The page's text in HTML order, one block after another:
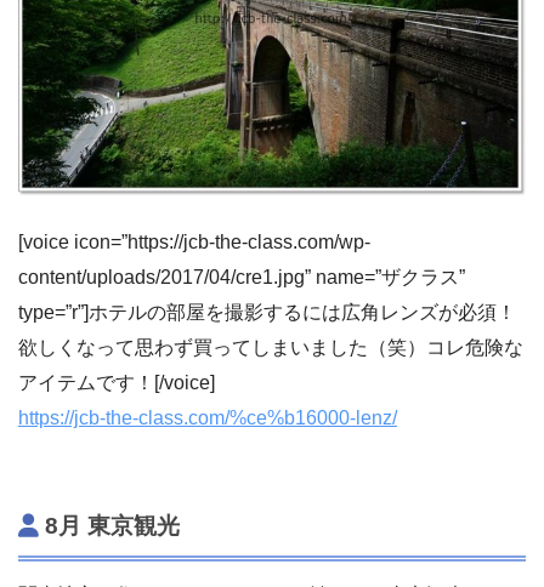
[voice icon=”https://jcb-the-class.com/wp-
content/uploads/2017/04/cre1.jpg” name=”ザクラス”
type=”r”]ホテルの部屋を撮影するには広角レンズが必須！
欲しくなって思わず買ってしまいました（笑）コレ危険な
アイテムです！[/voice]
https://jcb-the-class.com/%ce%b16000-lenz/
8月 東京観光